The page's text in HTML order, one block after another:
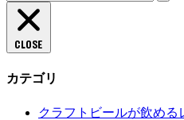
索:
CLOSE
カテゴリ
クラフトビールが飲める